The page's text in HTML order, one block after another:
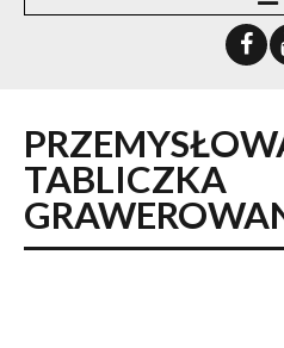
KONTAKT
POLITYKA PRYWATNOŚCI
TABLICZKA